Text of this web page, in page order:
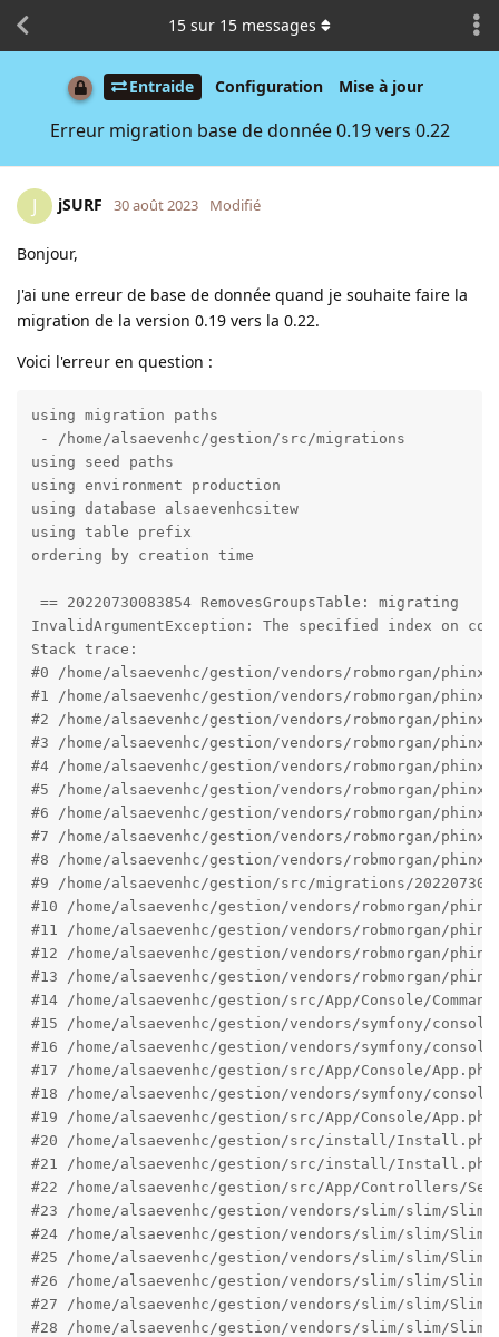
Entraide Configuration Mise à jour
Erreur migration base de donnée 0.19 vers 0.22
15 sur 15 messages
J jSURF 30 août 2023 Modifié
Bonjour,
J'ai une erreur de base de donnée quand je souhaite faire la
migration de la version 0.19 vers la 0.22.
Voici l'erreur en question :
using migration paths
- /home/alsaevenhc/gestion/src/migrations
using seed paths
using environment production
using database alsaevenhcsitew
using table prefix
ordering by creation time
== 20220730083854 RemovesGroupsTable: migrating
InvalidArgumentException: The specified index on
Stack trace:
#0 /home/alsaevenhc/gestion/vendors/robmorgan/
#1 /home/alsaevenhc/gestion/vendors/robmorgan/
#2 /home/alsaevenhc/gestion/vendors/robmorgan/
#3 /home/alsaevenhc/gestion/vendors/robmorgan/
#4 /home/alsaevenhc/gestion/vendors/robmorgan/
#5 /home/alsaevenhc/gestion/vendors/robmorgan/
#6 /home/alsaevenhc/gestion/vendors/robmorgan/
#7 /home/alsaevenhc/gestion/vendors/robmorgan/
#8 /home/alsaevenhc/gestion/vendors/robmorgan/
#9 /home/alsaevenhc/gestion/src/migrations/
#10 /home/alsaevenhc/gestion/vendors/robmorgan/
#11 /home/alsaevenhc/gestion/vendors/robmorgan/
#12 /home/alsaevenhc/gestion/vendors/robmorgan/
#13 /home/alsaevenhc/gestion/vendors/robmorgan/
#14 /home/alsaevenhc/gestion/src/App/Console/
#15 /home/alsaevenhc/gestion/vendors/symfony/console/
#16 /home/alsaevenhc/gestion/vendors/symfony/
#17 /home/alsaevenhc/gestion/src/App/Console/
#18 /home/alsaevenhc/gestion/vendors/symfony/
#19 /home/alsaevenhc/gestion/src/App/Console/
#20 /home/alsaevenhc/gestion/src/install/
#21 /home/alsaevenhc/gestion/src/install/
#22 /home/alsaevenhc/gestion/src/App/Controllers/
#23 /home/alsaevenhc/gestion/vendors/slim/slim/
#24 /home/alsaevenhc/gestion/vendors/slim/slim/
#25 /home/alsaevenhc/gestion/vendors/slim/slim/
#26 /home/alsaevenhc/gestion/vendors/slim/slim/
#27 /home/alsaevenhc/gestion/vendors/slim/slim/
#28 /home/alsaevenhc/gestion/vendors/slim/slim/